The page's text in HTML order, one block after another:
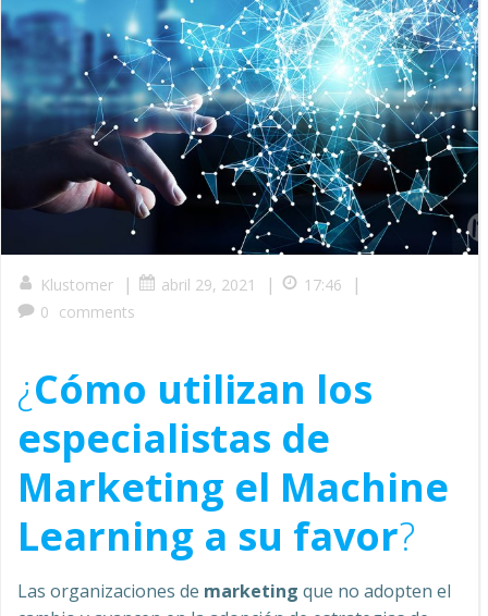
Klustomer | abril 29, 2021 | 17:46 |
0 comments
¿Cómo utilizan los
especialistas de
Marketing el Machine
Learning a su favor?
Las organizaciones de marketing que no adopten el